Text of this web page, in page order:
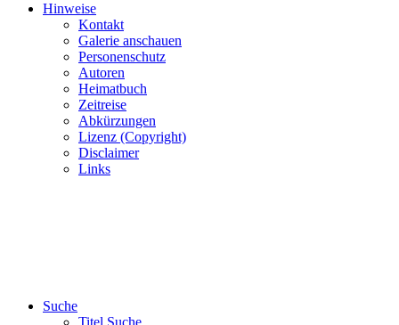
Hinweise
Kontakt
Galerie anschauen
Personenschutz
Autoren
Heimatbuch
Zeitreise
Abkürzungen
Lizenz (Copyright)
Disclaimer
Links
Suche
Titel Suche